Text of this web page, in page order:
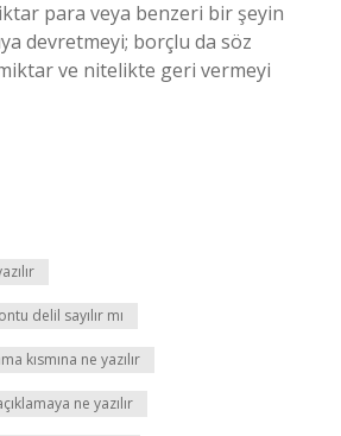
para veya benzeri bir şeyin
devretmeyi; borçlu da söz
ve nitelikte geri vermeyi
delil sayılır mı
kısmına ne yazılır
ne yazılır